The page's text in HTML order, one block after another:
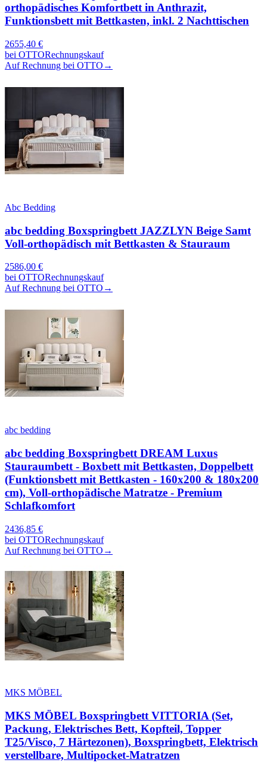
orthopädisches Komfortbett in Anthrazit,
Funktionsbett mit Bettkasten, inkl. 2 Nachttischen
2655,40 €
bei OTTORechnungskauf
Auf Rechnung bei OTTO →
Abc Bedding
abc bedding Boxspringbett JAZZLYN Beige Samt
Voll-orthopädisch mit Bettkasten & Stauraum
2586,00 €
bei OTTORechnungskauf
Auf Rechnung bei OTTO →
abc bedding
abc bedding Boxspringbett DREAM Luxus
Stauraumbett - Boxbett mit Bettkasten, Doppelbett
(Funktionsbett mit Bettkasten - 160x200 & 180x200
cm), Voll-orthopädische Matratze - Premium
Schlafkomfort
2436,85 €
bei OTTORechnungskauf
Auf Rechnung bei OTTO →
MKS MÖBEL
MKS MÖBEL Boxspringbett VITTORIA (Set,
Packung, Elektrisches Bett, Kopfteil, Topper
T25/Visco, 7 Härtezonen), Boxspringbett, Elektrisch
verstellbare, Multipocket-Matratzen